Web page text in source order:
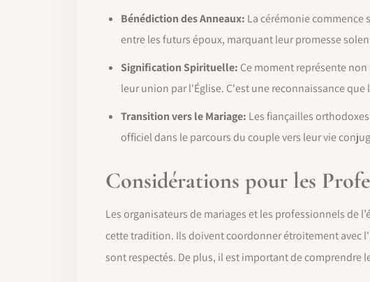
Bénédiction des Anneaux: La cérémonie commence
entre les futurs époux, marquant leur promesse
Signification Spirituelle: Ce moment représente
leur union par l'Église. C'est une reconnaissance
Transition vers le Mariage: Les fiançailles
officiel dans le parcours du couple vers leur vie
Considérations pour les
Les organisateurs de mariages et les professionnels de
cette tradition. Ils doivent coordonner étroitement avec
sont respectés. De plus, il est important de